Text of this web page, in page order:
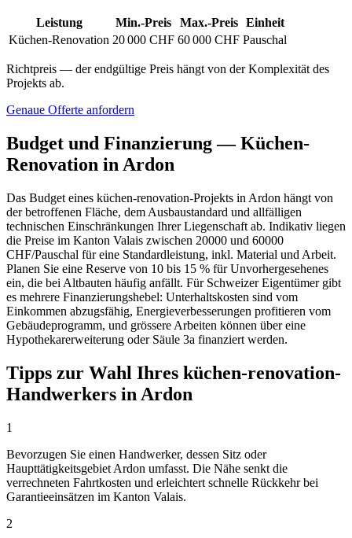
Leistung Min.-Preis Max.-Preis
Einheit
Küchen-Renovation 20 000 CHF 60 000 CHF Pauschal
Richtpreis — der endgültige Preis hängt von der Komplexität des
Projekts ab.
Genaue Offerte anfordern
Budget und Finanzierung — Küchen-
Renovation in Ardon
Das Budget eines küchen-renovation-Projekts in Ardon hängt von
der betroffenen Fläche, dem Ausbaustandard und allfälligen
technischen Einschränkungen Ihrer Liegenschaft ab. Indikativ liegen
die Preise im Kanton Valais zwischen 20000 und 60000
CHF/Pauschal für eine Standardleistung, inkl. Material und Arbeit.
Planen Sie eine Reserve von 10 bis 15 % für Unvorhergesehenes
ein, die bei Altbauten häufig anfällt. Für Schweizer Eigentümer gibt
es mehrere Finanzierungshebel: Unterhaltskosten sind vom
Einkommen abzugsfähig, Energieverbesserungen profitieren vom
Gebäudeprogramm, und grössere Arbeiten können über eine
Hypothekarerweiterung oder Säule 3a finanziert werden.
Tipps zur Wahl Ihres küchen-renovation-
Handwerkers in Ardon
1
Bevorzugen Sie einen Handwerker, dessen Sitz oder
Haupttätigkeitsgebiet Ardon umfasst. Die Nähe senkt die
verrechneten Fahrtkosten und erleichtert schnelle Rückkehr bei
Garantieeinsätzen im Kanton Valais.
2